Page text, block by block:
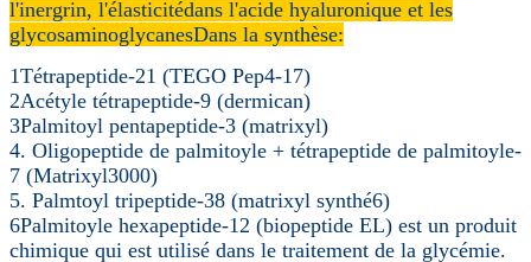
l'inergrin, l'élasticitédans l'acide hyaluronique et les
glycosaminoglycanesDans la synthèse:
1Tétrapeptide-21 (TEGO Pep4-17)
2Acétyle tétrapeptide-9 (dermican)
3Palmitoyl pentapeptide-3 (matrixyl)
4. Oligopeptide de palmitoyle + tétrapeptide de palmitoyle-
7 (Matrixyl3000)
5. Palmtoyl tripeptide-38 (matrixyl synthé6)
6Palmitoyle hexapeptide-12 (biopeptide EL) est un produit
chimique qui est utilisé dans le traitement de la glycémie.